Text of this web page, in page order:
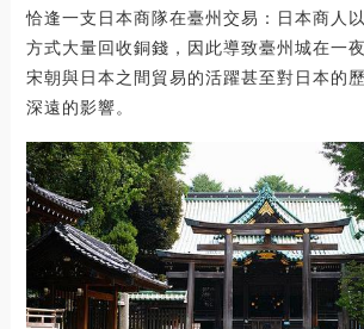
恰逢一支日本商隊在臺州交易：日本商人
方式大量回收銅錢，因此導致臺州城在一
宋朝與日本之間貿易的活躍甚至對日本的
深遠的影響。